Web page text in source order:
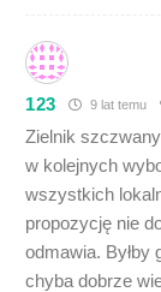
123 9 lat temu
Zielnik
w kolejnych
wszystkich
propozycję nie
odmawia. Byłby
chyba dobrze